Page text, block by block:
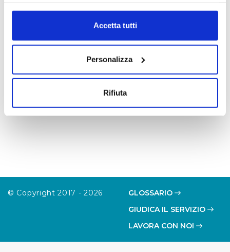
in cui avete effettuato le vostre scelte. È possibile
modificare o revocare il proprio consenso in qualsiasi
momento dalla Dichiarazione sui cookie o facendo clic
Con il tuo consenso, vorremmo anche:
raccogliere informazioni sulla tua posizione
e imposta le tue preferenze nellasezione dettagli. Puoi
modificare o ritirare il tuo consenso in qualsiasi momento
Utilizziamo dei cookie tecnici necessari per rendere
Accetta tutti
Personalizza
Rifiuta
Legge 136/10
Sono entrate in vigore con decorrenza 07/09/2010
le disposizioni per il contrasto alle infiltrazioni
mafiose negli appalti di lavori, servizi e forniture
© Copyright 2017 - 2026
GLOSSARIO
GIUDICA IL SERVIZIO
LAVORA CON NOI